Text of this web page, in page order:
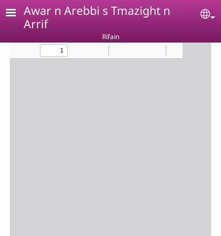
Aller au contenu principal
Awar n Arebbi s Tmazight n
Arrif
Rifain